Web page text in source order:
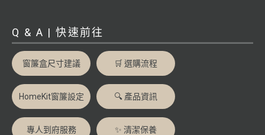
Q & A | 快速前往
窗簾盒尺寸建議 🛒 選購流程
HomeKit窗簾設定 🔍 產品資訊
專人到府服務 ✨ 清潔保養